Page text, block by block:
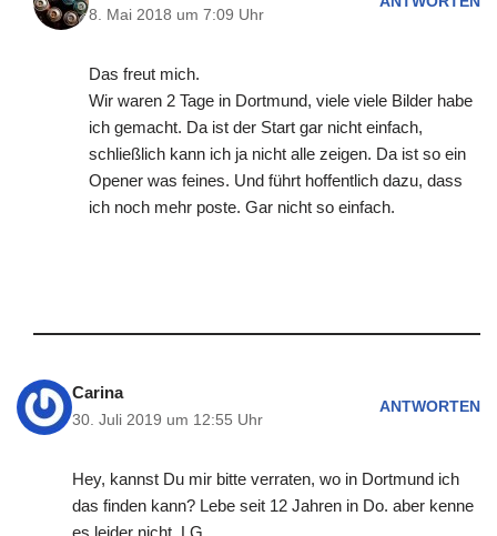
8. Mai 2018 um 7:09 Uhr
Das freut mich.
Wir waren 2 Tage in Dortmund, viele viele Bilder habe
ich gemacht. Da ist der Start gar nicht einfach,
schließlich kann ich ja nicht alle zeigen. Da ist so ein
Opener was feines. Und führt hoffentlich dazu, dass
ich noch mehr poste. Gar nicht so einfach.
Carina
30. Juli 2019 um 12:55 Uhr
ANTWORTEN
Hey, kannst Du mir bitte verraten, wo in Dortmund ich
das finden kann? Lebe seit 12 Jahren in Do. aber kenne
es leider nicht. LG